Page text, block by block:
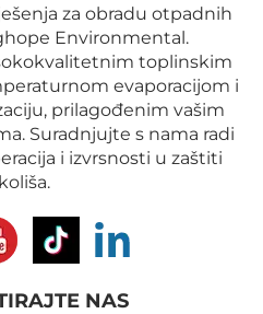
za obradu otpadnih
Environmental.
toplinskim
evaporacijom i
prilagođenim vašim
Suradnjujte s nama radi
i izvrsnosti u zaštiti
NAS